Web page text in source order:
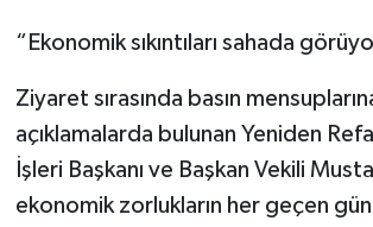
“Ekonomik sıkıntıları sahada
Ziyaret sırasında basın
açıklamalarda bulunan Yeniden
İşleri Başkanı ve Başkan Vekili
ekonomik zorlukların her geçen gün